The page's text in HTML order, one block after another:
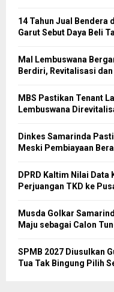
14 Tahun Jual Bendera
Garut Sebut Daya Beli
Mal Lembuswana
Berdiri, Revitalisasi
MBS Pastikan Tenant
Lembuswana
Dinkes Samarinda
Meski Pembiayaan
DPRD Kaltim Nilai Data
Perjuangan TKD ke
Musda Golkar
Maju sebagai Calon
SPMB 2027 Diusulkan
Tua Tak Bingung Pilih